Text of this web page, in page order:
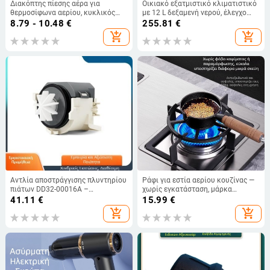
Διακόπτης πίεσης αέρα για
θερμοσίφωνα αερίου, κυκλικός
τύπος Y, επιτοίχιος, εξαρτήματα
8.79 - 10.48 €
add_shopping_cart
Οικιακό εξατμιστικό κλιματιστικό
με 12 L δεξαμενή νερού, έλεγχο
αφής και τηλεχειριστήριο
255.81 €
add_shopping_cart
Αντλία αποστράγγισης πλυντηρίου
πιάτων DD32-00016A –
Ανταλλακτικό
41.11 €
add_shopping_cart
Ράφι για εστία αερίου κουζίνας —
χωρίς εγκατάσταση, μάρκα
Zhongheng, μοντέλο General
purpose, καθαρό βάρος 350 g,
κωδικός προϊόντος B5446
15.99 €
add_shopping_cart